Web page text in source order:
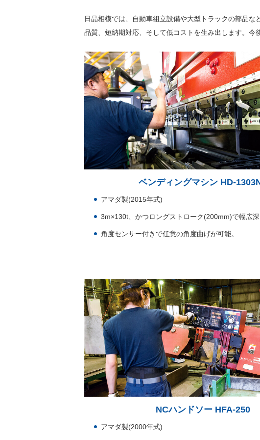
日晶相模では、自動車組立設備や大型トラックの部品
品質、短納期対応、そして低コストを生み出します。
ベンディングマシン HD-
アマダ製(2015年式)
3m×130t、かつロングストローク(200mm)で幅広深
角度センサー付きで任意の角度曲げが可能。
NCハンドソー HFA-250
アマダ製(2000年式)